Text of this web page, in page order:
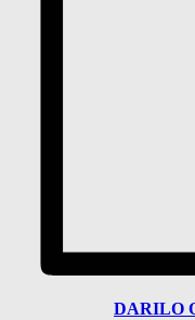
DARILO